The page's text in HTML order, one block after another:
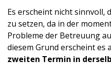
Es erscheint nicht sinnvoll,
zu setzen, da in der
Probleme der Betreuung
diesem Grund erscheint es
zweiten Termin in